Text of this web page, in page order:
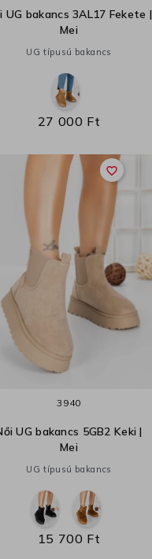
UG bakancs 3AL17 Fekete |
Mei
UG típusú bakancs
27 000 Ft
favorite_border
3940
UG bakancs 5GB2 Keki |
Mei
UG típusú bakancs
15 700 Ft